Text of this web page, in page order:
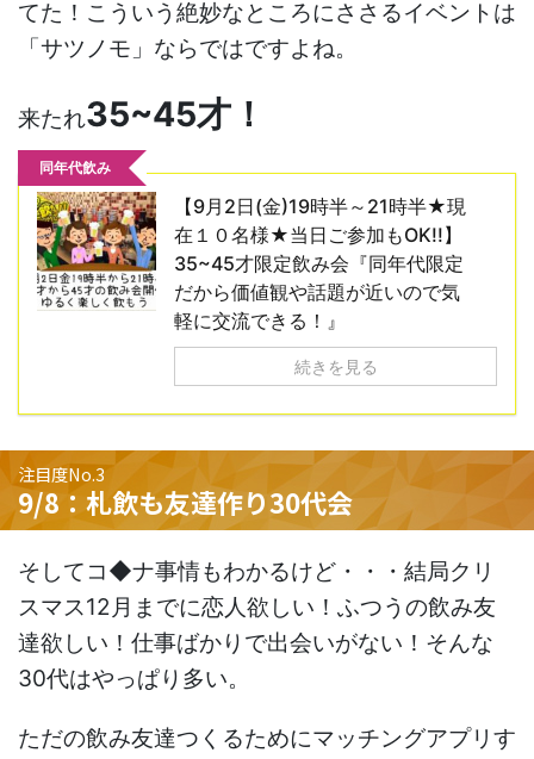
てた！こういう絶妙なところにささるイベントは
「サツノモ」ならではですよね。
来たれ35~45才！
同年代飲み
【9月2日(金)19時半～21時半★現
在１０名様★当日ご参加もOK!!】
35~45才限定飲み会『同年代限定
だから価値観や話題が近いので気
軽に交流できる！』
続きを見る
注目度No.3
9/8：札飲も友達作り30代会
そしてコ◆ナ事情もわかるけど・・・結局クリ
スマス12月までに恋人欲しい！ふつうの飲み友
達欲しい！仕事ばかりで出会いがない！そんな
30代はやっぱり多い。
ただの飲み友達つくるためにマッチングアプリす